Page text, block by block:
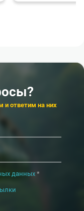
Крымские
и ответим на них
данных*